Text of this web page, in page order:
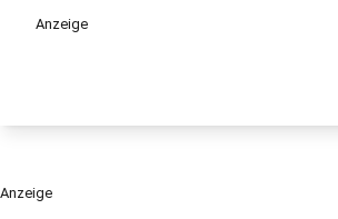
Anzeige
Anzeige